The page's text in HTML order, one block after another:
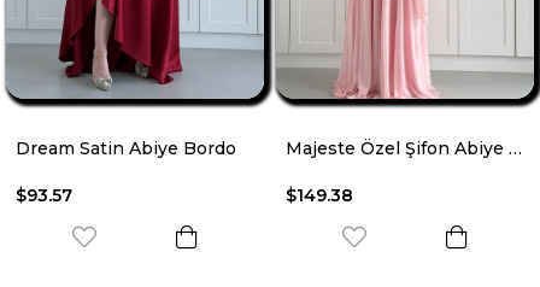
Dream Satin Abiye Bordo
$93.57
Majeste Özel Şifon Abiye Pembe
$149.38